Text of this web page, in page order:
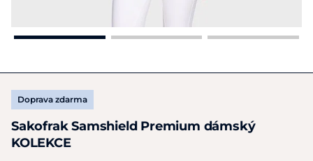
Doprava zdarma
Sakofrak Samshield Premium dámský
KOLEKCE